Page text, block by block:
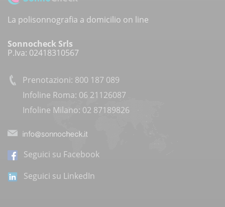
La polisonnografia a domicilio on line
Sonnocheck Srls
P.Iva: 02418310567
Prenotazioni: 800 187 089
Infoline Roma: 06 21126087
Infoline Milano: 02 87189826
Seguici su Facebook
Seguici su LinkedIn